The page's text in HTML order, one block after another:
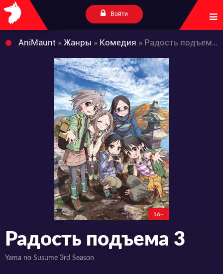
Войти
AniMaunt » Жанры » Комедия » Радость подъема 3
16+
Радость подъема 3
Yama no Susume 3rd Season